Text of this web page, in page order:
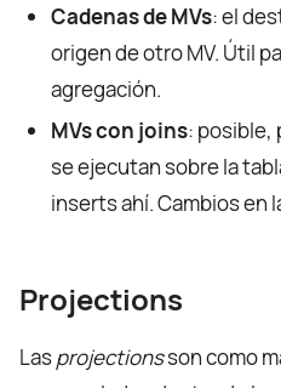
Cadenas de MVs: el
origen de otro MV. Útil
agregación.
MVs con joins: posible,
se ejecutan sobre la
inserts ahí. Cambios en
Projections
Lasprojectionsson como